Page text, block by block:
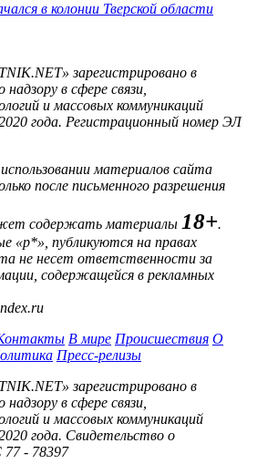
в колонии Тверской области
зарегистрировано в
в сфере связи,
и массовых коммуникаций
года. Регистрационный номер ЭЛ
материалов сайта
после письменного разрешения
содержать материалы 18+.
«р*», публикуются на правах
не несет ответственности за
содержащейся в рекламных
В мире Происшествия О
Пресс-релизы
зарегистрировано в
в сфере связи,
и массовых коммуникаций
года. Свидетельство о
- 78397